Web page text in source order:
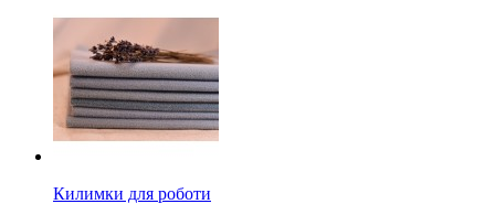
Килимки для роботи